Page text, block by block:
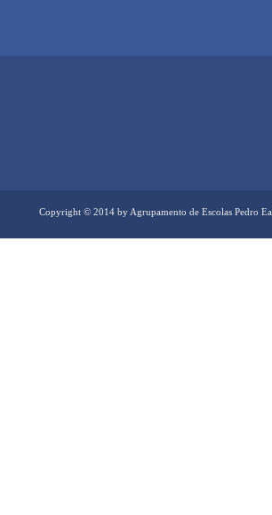
Copyright © 2014 by Agrupamento de Escolas Pedro